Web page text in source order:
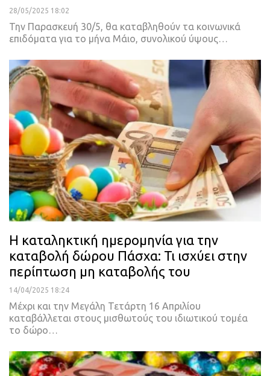
28/05/2025 18:02
Την Παρασκευή 30/5, θα καταβληθούν τα κοινωνικά
επιδόματα για το μήνα Μάιο, συνολικού ύψους…
Η καταληκτική ημερομηνία για την
καταβολή δώρου Πάσχα: Τι ισχύει στην
περίπτωση μη καταβολής του
14/04/2025 18:24
Μέχρι και την Μεγάλη Τετάρτη 16 Απριλίου
καταβάλλεται στους μισθωτούς του ιδιωτικού τομέα
το δώρο…